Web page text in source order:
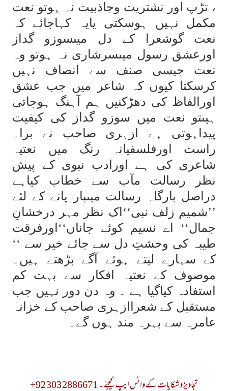
، تڑپ اور نشتریت وجاذبیت نہ ہوتو نعت
مکمل نہیں ہوسکتی یایہ کہاجائے کہ
نعت گوشعرا کے دل میںسوزو گداز
اورعشق رسول میںسرشاری نہ ہوتو وہ
نعت جیسی صنف سے انصاف نہیں
کرسکتا کیوں کہ شاعر میں جب عشق
اورالفاظ کی دھڑکنیں ہم آہنگ ہوجاتی
ہیںتو نعت میں سوزو گداز کی کیفیت
پیداہوتی ہے ازہری صاحب نے براہ
راست اورفلسفیانہ رنگ میں نعتیہ
شاعری کی ہے اورادب نبوی کے پیش
نظر رسالت مآب سے خطاب کیاہے
دراصل بارگاہ رسالت میںبار پانے کے لئے
’’شمیم زلف نبی‘‘اک نظر مہر درخشانِ
جمال‘‘ اے نسیم کوئے جاناں‘‘اورفرقت
طیبہ کی وحشتِ دل سے جائے خیر سے ‘‘
کے سہارے لیتے ہوئے آگے بڑھتے ہیں۔
موصوف کے نعتیہ افکار سے بہت کم
استفادہ کیاگیا ہے ۔ وہ دن دور نہیں جب
مستقبل کے شعراازہری صاحب کے خزانہ
عامرہ سے بہرہ مند ہوں گے۔
+92 303 2886671 تجاویز و شکایات کے واٹس ایپ کیجئے ۔